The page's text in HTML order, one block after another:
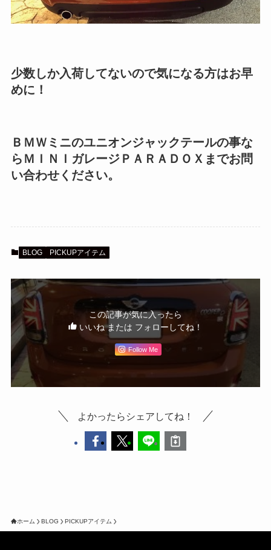
少数しか入荷してないので気になる方はお早
めに！
ＢＭＷミニのユニオンジャックテールの事な
らＭＩＮＩガレージＰＡＲＡＤＯＸまでお問
い合わせください。
BLOG PICKUPアイテム
この記事が気に入ったら
いいね または フォローしてね！
Follow Me
よかったらシェアしてね！
ホーム BLOG PICKUPアイテム